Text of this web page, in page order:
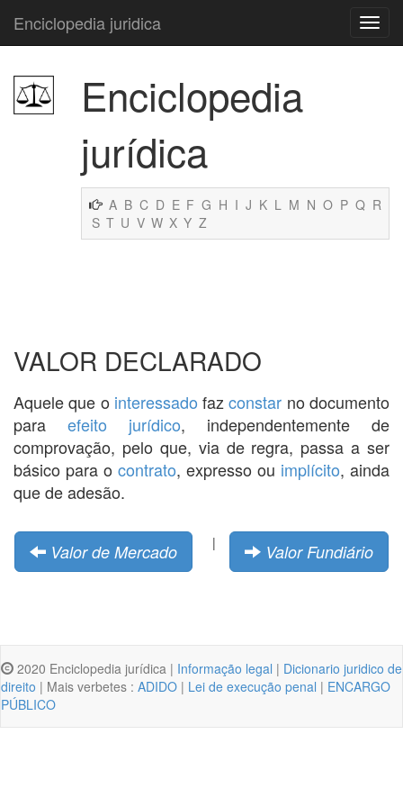
Enciclopedia juridica
Enciclopedia
jurídica
A B C D E F G H I J K L M N O P Q R
S T U V W X Y Z
VALOR DECLARADO
Aquele que o interessado fazconstar no documento
para efeito jurídico, independentemente de
comprovação, pelo que, via de regra, passa a ser
básico para o contrato, expresso ou implícito, ainda
que de adesão.
Valor de Mercado | Valor Fundiário
2020 Enciclopedia jurídica | Informação legal | Dicionario juridico de
direito | Mais verbetes : ADIDO | Lei de execução penal | ENCARGO
PÚBLICO